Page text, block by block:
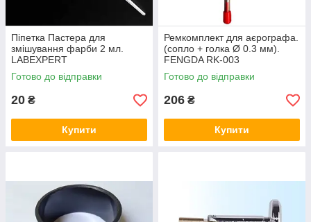
Піпетка Пастера для
змішування фарби 2 мл.
LABEXPERT
Готово до відправки
20 ₴
Купити
Ремкомплект для аєрографа.
(сопло + голка Ø 0.3 мм).
FENGDA RK-003
Готово до відправки
206 ₴
Купити